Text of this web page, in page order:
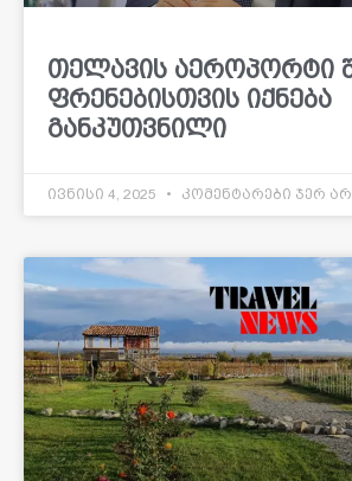
თელავის აეროპორტი
ფრენებისთვის იქნება
განკუთვნილი
ივნისი 4, 2025 კომენტარები ჯერ